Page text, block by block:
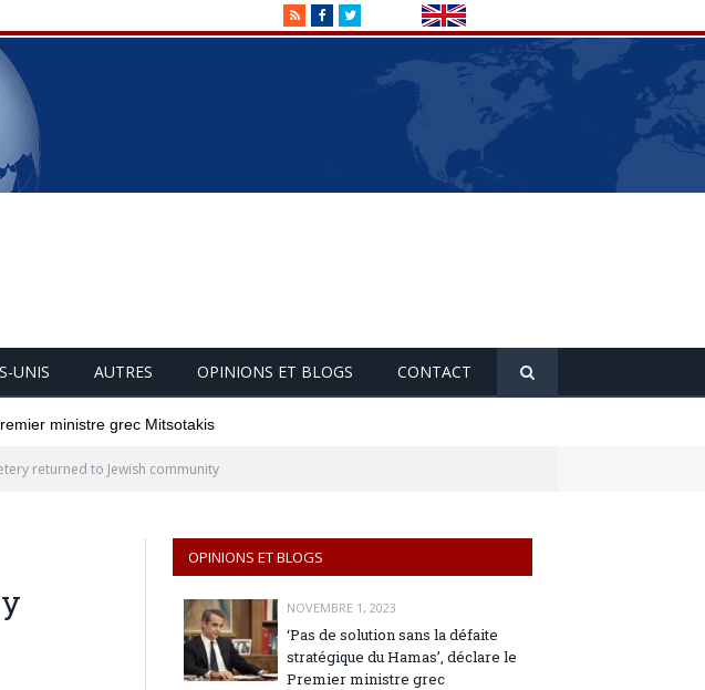
RSSFacebookTwitter
UNIS AUTRES OPINIONS ET BLOGS CONTACT
ministre grec Mitsotakis
returned to Jewish community
OPINIONS ET BLOGS
NOVEMBRE 1, 2023
‘Pas de solution sans la défaite
stratégique du Hamas’, déclare le
Premier ministre grec